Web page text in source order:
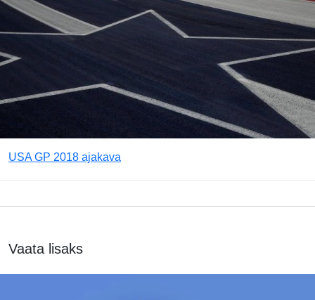
USA GP 2018 ajakava
Vaata lisaks